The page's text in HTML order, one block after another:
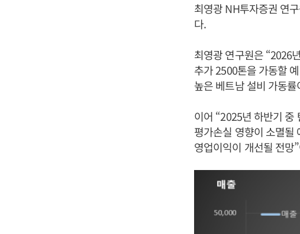
최영광 NH투자증권 연
다.
최영광 연구원은 “2026
추가 2500톤을 가동할
높은 베트남 설비 가동
이어 “2025년 하반기 중
평가손실 영향이 소멸될
영업이익이 개선될 전망